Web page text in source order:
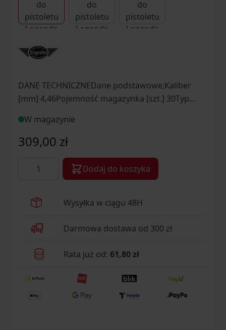
DANE TECHNICZNEDane podstawowe;Kaliber
[mm] 4,46Pojemność magazynka [szt.] 30Typ
magazynkapolimer ,metalInformacje
producentaEAN; 4000844732484Symbol
dostawcy 5.8390.1
W magazynie
309,00 zł
Dodaj do koszyka
Wysyłka w ciągu 48H
Darmowa dostawa od 300 zł
Rata już od: 61,80 zł